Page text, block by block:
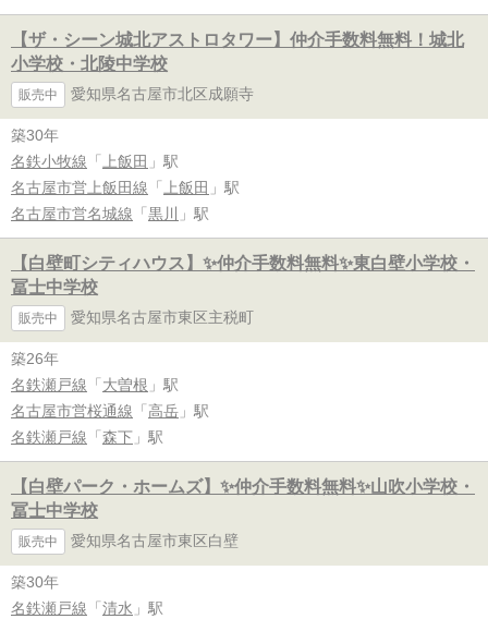
【ザ・シーン城北アストロタワー】仲介手数料無料！城北
小学校・北陵中学校
販売中 愛知県名古屋市北区成願寺
築30年
名鉄小牧線 「 上飯田 」駅
名古屋市営上飯田線 「 上飯田 」駅
名古屋市営名城線 「 黒川 」駅
【白壁町シティハウス】✨️仲介手数料無料✨️東白壁小学校・
冨士中学校
販売中 愛知県名古屋市東区主税町
築26年
名鉄瀬戸線 「 大曽根 」駅
名古屋市営桜通線 「 高岳 」駅
名鉄瀬戸線 「 森下 」駅
【白壁パーク・ホームズ】✨️仲介手数料無料✨️山吹小学校・
冨士中学校
販売中 愛知県名古屋市東区白壁
築30年
名鉄瀬戸線 「 清水 」駅